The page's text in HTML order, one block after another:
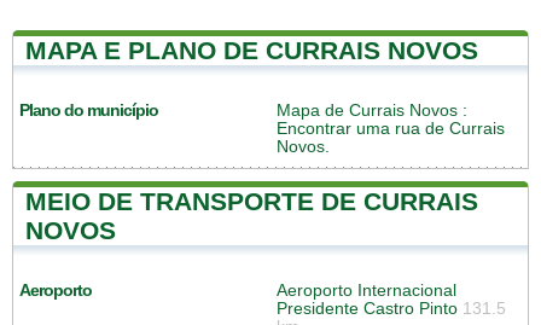
MAPA E PLANO DE CURRAIS NOVOS
Plano do município Mapa de Currais Novos :
Encontrar uma rua de Currais
Novos.
MEIO DE TRANSPORTE DE CURRAIS
NOVOS
Aeroporto
Aeroporto Internacional
Presidente Castro Pinto 131.5